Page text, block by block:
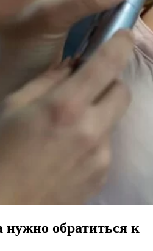
обратиться к